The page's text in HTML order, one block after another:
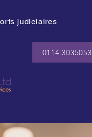
judiciaires
0114 3035053